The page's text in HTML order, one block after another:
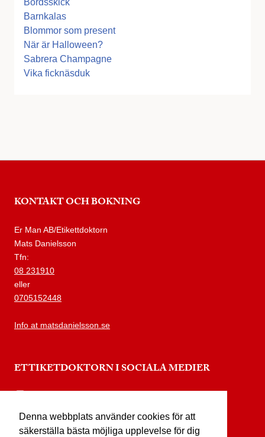
Denna webbplats använder cookies för att
säkerställa bästa möjliga upplevelse för dig
Bordsskick
Barnkalas
Blommor som present
När är Halloween?
Sabrera Champagne
Vika ficknäsduk
KONTAKT OCH BOKNING
Er Man AB/Etikettdoktorn
Mats Danielsson
Tfn:
08 231910
eller
0705152448
Info at matsdanielsson.se
ETTIKETDOKTORN I SOCIALA MEDIER
facebook.com/etikettdoktorn